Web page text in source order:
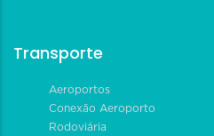
Transporte
Aeroportos
Conexão Aeroporto
Rodoviária